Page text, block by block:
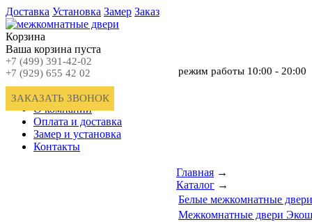
Доставка Установка Замер Заказ
Корзина
Ваша корзина пуста
+7 (499) 391-42-02
+7 (929) 655 42 02
ЗАКАЗАТЬ ЗВОНОК
режим работы 10:00 - 20:00
Главная
О компании
Оплата и доставка
Замер и установка
Контакты
Главная →
Каталог →
Белые межкомнатные двери
Межкомнатные двери